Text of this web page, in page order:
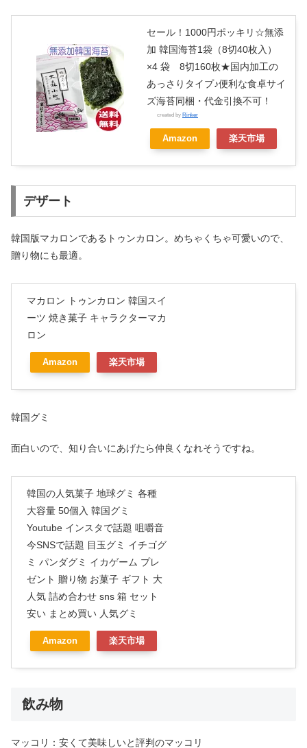
セール！1000円ポッキリ☆無添
加 韓国海苔1袋（8切40枚入）
×4 袋 8切160枚★国内加工の
あっさりタイプ♪便利な食卓サイ
ズ海苔同梱・代金引換不可！
created by Rinker
Amazon 楽天市場
デザート
韓国版マカロンであるトゥンカロン。めちゃくちゃ可愛いので、
贈り物にも最適。
マカロン トゥンカロン 韓国スイ
ーツ 焼き菓子 キャラクターマカ
ロン
Amazon 楽天市場
韓国グミ
面白いので、知り合いにあげたら仲良くなれそうですね。
韓国の人気菓子 地球グミ 各種
大容量 50個入 韓国グミ
Youtube インスタで話題 咀嚼音
今SNSで話題 目玉グミ イチゴグ
ミ パンダグミ イカゲーム プレ
ゼント 贈り物 お菓子 ギフト 大
人気 詰め合わせ sns 箱 セット
安い まとめ買い 人気グミ
Amazon 楽天市場
飲み物
マッコリ：安くて美味しいと評判のマッコリ